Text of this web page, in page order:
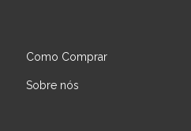
Como Comprar
Sobre nós